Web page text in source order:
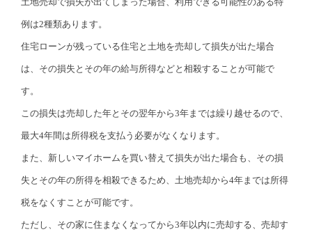
例は2種類あります。
住宅ローンが残っている住宅と土地を売却して損失が出た場合
は、その損失とその年の給与所得などと相殺することが可能で
す。
この損失は売却した年とその翌年から3年までは繰り越せるので、
最大4年間は所得税を支払う必要がなくなります。
また、新しいマイホームを買い替えて損失が出た場合も、その損
失とその年の所得を相殺できるため、土地売却から4年までは所得
税をなくすことが可能です。
ただし、その家に住まなくなってから3年以内に売却する、売却す